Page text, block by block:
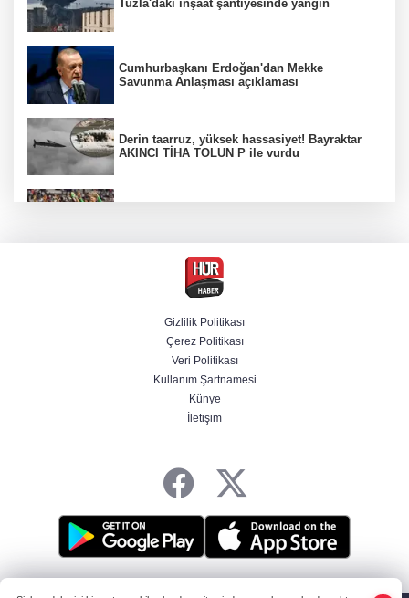
Tuzla'daki inşaat şantiyesinde yangın
Cumhurbaşkanı Erdoğan'dan Mekke
Savunma Anlaşması açıklaması
Derin taarruz, yüksek hassasiyet! Bayraktar
AKINCI TİHA TOLUN P ile vurdu
Bölgesel güvenlik için kritik adım! Mekke
Savunma Anlaşması imzalandı
Venezuela'da iktidar partisi ile muhalefet
mutabık kaldı
BM'nin teklifine Türk tarafından kabul,
Gizlilik Politikası
Çerez Politikası
Veri Politikası
Kullanım Şartnamesi
Künye
İletişim